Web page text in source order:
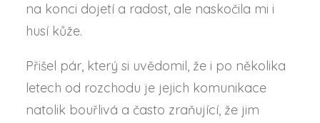
na konci dojetí a radost, ale naskočila mi i
husí kůže.
Přišel pár, který si uvědomil, že i po několika
letech od rozchodu je jejich komunikace
natolik bouřlivá a často zraňující, že jim